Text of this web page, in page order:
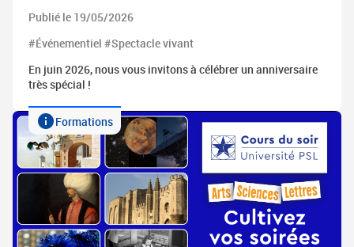
Publié le 19/05/2026
#Événementiel #Spectacle vivant
En juin 2026, nous vous invitons à célébrer un anniversaire
très spécial !
Formations